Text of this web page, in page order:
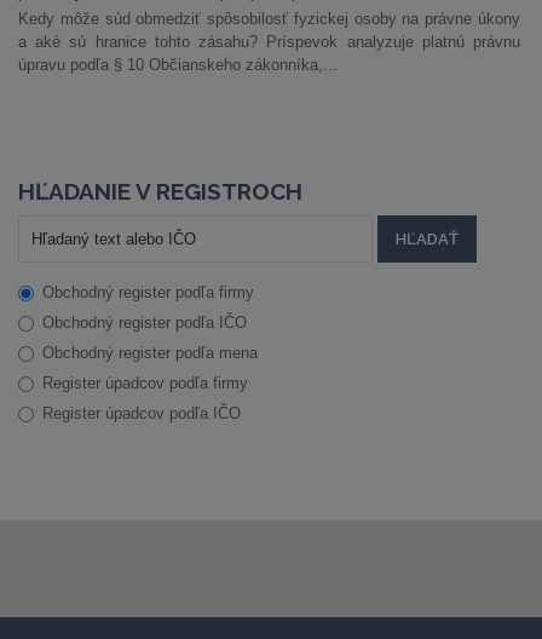
Kedy môže súd obmedziť spôsobilosť fyzickej osoby na právne úkony
a aké sú hranice tohto zásahu? Príspevok analyzuje platnú právnu
úpravu podľa § 10 Občianskeho zákonníka,...
HĽADANIE V REGISTROCH
Obchodný register podľa firmy
Obchodný register podľa IČO
Obchodný register podľa mena
Register úpadcov podľa firmy
Register úpadcov podľa IČO